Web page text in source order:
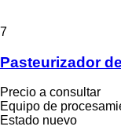
7
Pasteurizador
Precio a consultar
Equipo de
Estado nuevo